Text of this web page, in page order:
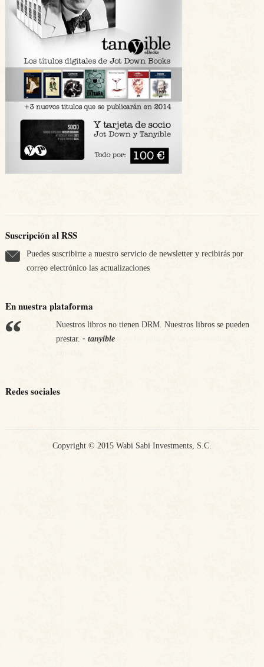
Suscripción al RSS
Puedes suscribirte a nuestro servicio de newsletter y recibirás por
correo electrónico las actualizaciones
En nuestra plataforma
Nuestros libros no tienen DRM. Nuestros libros se pueden
prestar. - tanyible
Apostamos por nuestra economía. Nos comprometemos a
pagar los impuestos en los países en los que vendemos.
Redes sociales
Copyright © 2015 Wabi Sabi Investments, S.C.